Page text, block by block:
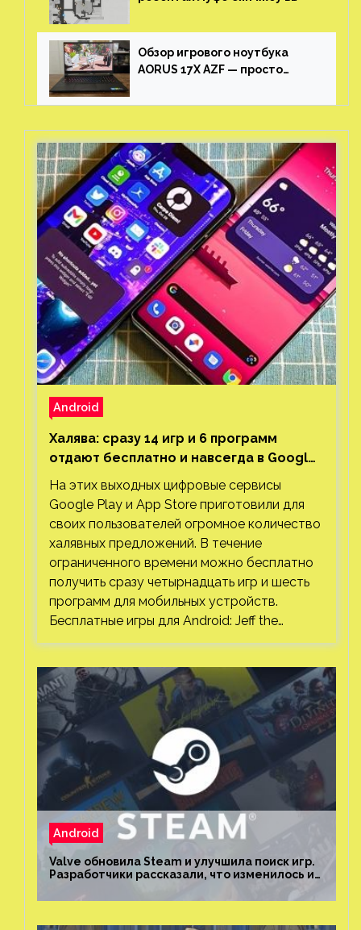
Обзор игрового ноутбука
AORUS 17X AZF — просто
Android
Халява: сразу 14 игр и 6 программ
отдают бесплатно и навсегда в Google
Play и App Store. Есть проект с 1 млн
загрузок
На этих выходных цифровые сервисы
Google Play и App Store приготовили для
своих пользователей огромное количество
халявных предложений. В течение
ограниченного времени можно бесплатно
получить сразу четырнадцать игр и шесть
программ для мобильных устройств.
Бесплатные игры для Android: Jeff the…
Android
Valve обновила Steam и улучшила поиск игр.
Разработчики рассказали, что изменилось и